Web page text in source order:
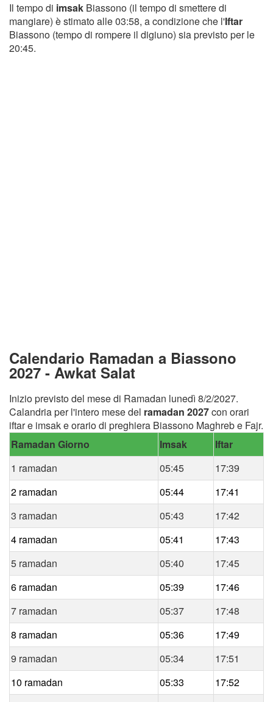
Il tempo di imsak Biassono (il tempo di smettere di
mangiare) è stimato alle 03:58, a condizione che l'Iftar
Biassono (tempo di rompere il digiuno) sia previsto per le
20:45.
Calendario Ramadan a Biassono
2027 - Awkat Salat
Inizio previsto del mese di Ramadan lunedì 8/2/2027.
Calandria per l'intero mese del ramadan 2027con orari
iftar e imsak e orario di preghiera Biassono Maghreb e Fajr.
Ramadan Giorno
Imsak
Iftar
1 ramadan
05:45
17:39
2 ramadan
05:44
17:41
3 ramadan
05:43
17:42
4 ramadan
05:41
17:43
5 ramadan
05:40
17:45
6 ramadan
05:39
17:46
7 ramadan
05:37
17:48
8 ramadan
05:36
17:49
9 ramadan
05:34
17:51
10 ramadan
05:33
17:52